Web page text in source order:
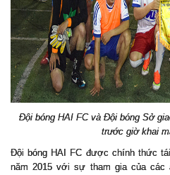
Đội bóng HAI FC và Đội bóng Sở
trước giờ khai
Đội bóng HAI FC được chính thức
năm 2015 với sự tham gia của các